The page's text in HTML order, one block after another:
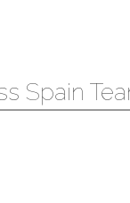
Spain